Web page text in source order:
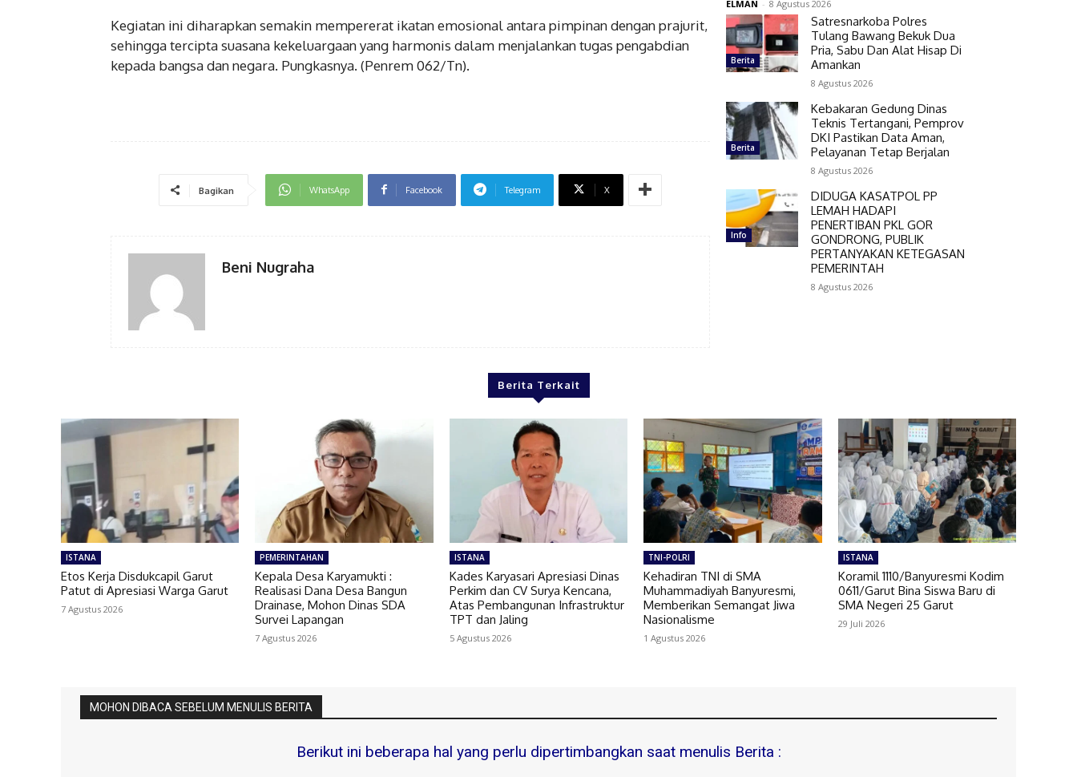
Kegiatan ini diharapkan semakin mempererat ikatan emosional antara pimpinan dengan prajurit,
sehingga tercipta suasana kekeluargaan yang harmonis dalam menjalankan tugas pengabdian
kepada bangsa dan negara. Pungkasnya. (Penrem 062/Tn).
Bagikan WhatsApp Facebook Telegram X
Beni Nugraha
ELMAN - 8 Agustus 2026
Berita
Satresnarkoba Polres
Tulang Bawang Bekuk Dua
Pria, Sabu Dan Alat Hisap Di
Amankan
8 Agustus 2026
Berita
Kebakaran Gedung Dinas
Teknis Tertangani, Pemprov
DKI Pastikan Data Aman,
Pelayanan Tetap Berjalan
8 Agustus 2026
Info
DIDUGA KASATPOL PP
LEMAH HADAPI
PENERTIBAN PKL GOR
GONDRONG, PUBLIK
PERTANYAKAN KETEGASAN
PEMERINTAH
8 Agustus 2026
Berita Terkait
ISTANA
Etos Kerja Disdukcapil Garut
Patut di Apresiasi Warga Garut
7 Agustus 2026
PEMERINTAHAN
Kepala Desa Karyamukti :
Realisasi Dana Desa Bangun
Drainase, Mohon Dinas SDA
Survei Lapangan
7 Agustus 2026
ISTANA
Kades Karyasari Apresiasi Dinas
Perkim dan CV Surya Kencana,
Atas Pembangunan Infrastruktur
TPT dan Jaling
5 Agustus 2026
TNI-POLRI
Kehadiran TNI di SMA
Muhammadiyah Banyuresmi,
Memberikan Semangat Jiwa
Nasionalisme
1 Agustus 2026
ISTANA
Koramil 1110/Banyuresmi Kodim
0611/Garut Bina Siswa Baru di
SMA Negeri 25 Garut
29 Juli 2026
MOHON DIBACA SEBELUM MENULIS BERITA
Berikut ini beberapa hal yang perlu dipertimbangkan saat menulis Berita :